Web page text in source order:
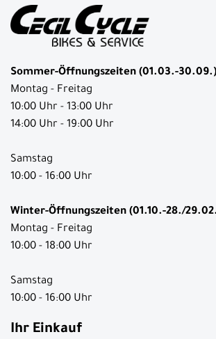
Sommer-Öffnungszeiten (01.03.-30.09.)
Montag - Freitag
10:00 Uhr - 13:00 Uhr
14:00 Uhr - 19:00 Uhr
Samstag
10:00 - 16:00 Uhr
Winter-Öffnungszeiten (01.10.-28./
Montag - Freitag
10:00 - 18:00 Uhr
Samstag
10:00 - 16:00 Uhr
Ihr Einkauf